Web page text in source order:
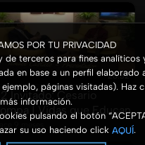
POR TU PRIVACIDAD
de terceros para fines analíticos
en base a un perfil elaborado
páginas visitadas). Haz
información.
pulsando el botón
su uso haciendo click AQUÍ.
28:32
02 Invitado: Cesario
Pompa | Vidas que Educan
9 meses